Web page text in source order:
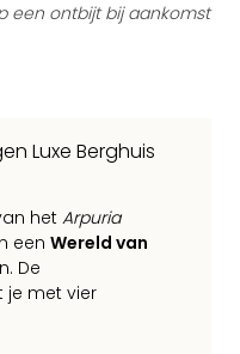
een ontbijt bij aankomst
Luxe Berghuis
hetArpuria
een Wereld van
De
je met vier